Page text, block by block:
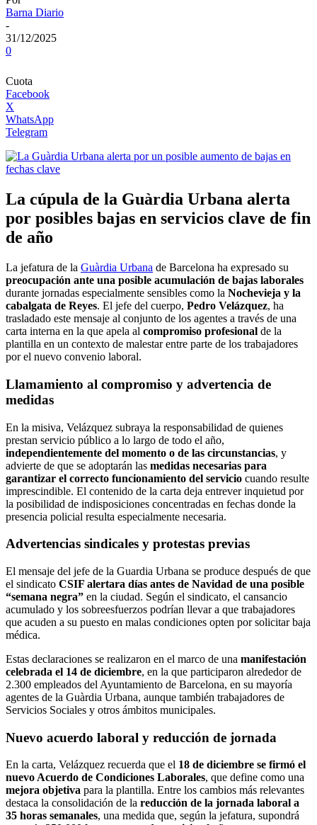
Barna Diario
-
31/12/2025
0
Cuota
Facebook
X
WhatsApp
Telegram
La cúpula de la Guàrdia Urbana alerta
por posibles bajas en servicios clave de fin
de año
La jefatura de la Guàrdia Urbana de Barcelona ha expresado su
preocupación ante una posible acumulación de bajas laborales
durante jornadas especialmente sensibles como la Nochevieja y la
cabalgata de Reyes. El jefe del cuerpo, Pedro Velázquez, ha
trasladado este mensaje al conjunto de los agentes a través de una
carta interna en la que apela al compromiso profesional de la
plantilla en un contexto de malestar entre parte de los trabajadores
por el nuevo convenio laboral.
Llamamiento al compromiso y advertencia de
medidas
En la misiva, Velázquez subraya la responsabilidad de quienes
prestan servicio público a lo largo de todo el año,
independientemente del momento o de las circunstancias, y
advierte de que se adoptarán las medidas necesarias para
garantizar el correcto funcionamiento del servicio cuando resulte
imprescindible. El contenido de la carta deja entrever inquietud por
la posibilidad de indisposiciones concentradas en fechas donde la
presencia policial resulta especialmente necesaria.
Advertencias sindicales y protestas previas
El mensaje del jefe de la Guardia Urbana se produce después de que
el sindicato CSIF alertara días antes de Navidad de una posible
“semana negra” en la ciudad. Según el sindicato, el cansancio
acumulado y los sobreesfuerzos podrían llevar a que trabajadores
que acuden a su puesto en malas condiciones opten por solicitar baja
médica.
Estas declaraciones se realizaron en el marco de una manifestación
celebrada el 14 de diciembre, en la que participaron alrededor de
2.300 empleados del Ayuntamiento de Barcelona, en su mayoría
agentes de la Guàrdia Urbana, aunque también trabajadores de
Servicios Sociales y otros ámbitos municipales.
Nuevo acuerdo laboral y reducción de jornada
En la carta, Velázquez recuerda que el 18 de diciembre se firmó el
nuevo Acuerdo de Condiciones Laborales, que define como una
mejora objetiva para la plantilla. Entre los cambios más relevantes
destaca la consolidación de la reducción de la jornada laboral a
35 horas semanales, una medida que, según la jefatura, supondrá